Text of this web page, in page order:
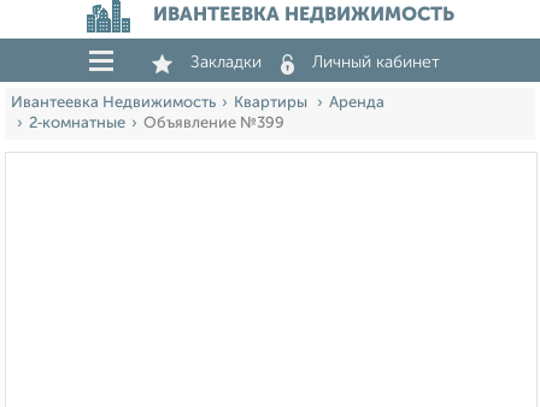
ИВАНТЕЕВКА НЕДВИЖИМОСТЬ
Закладки Личный кабинет
Ивантеевка Недвижимость Квартиры
Аренда
2‑комнатные
Объявление №399